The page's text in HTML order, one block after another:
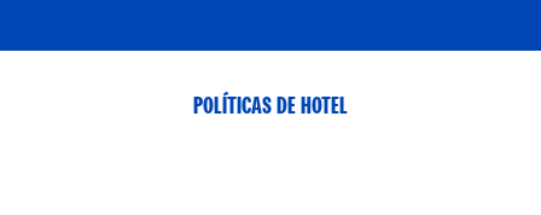
POLÍTICAS DE HOTEL